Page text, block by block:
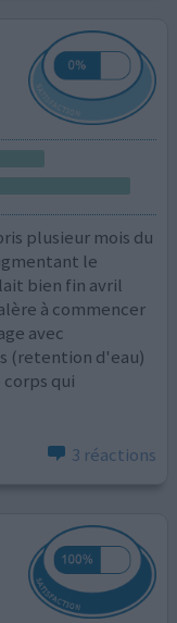
plusieur mois du
le
bien fin avril
à commencer
avec
(retention d'eau)
corps qui
3 réactions